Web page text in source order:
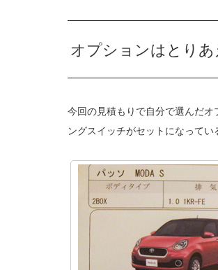
オプションはとり
今回の見積もりで自分で選んだ
ングスイッチがセットになってい